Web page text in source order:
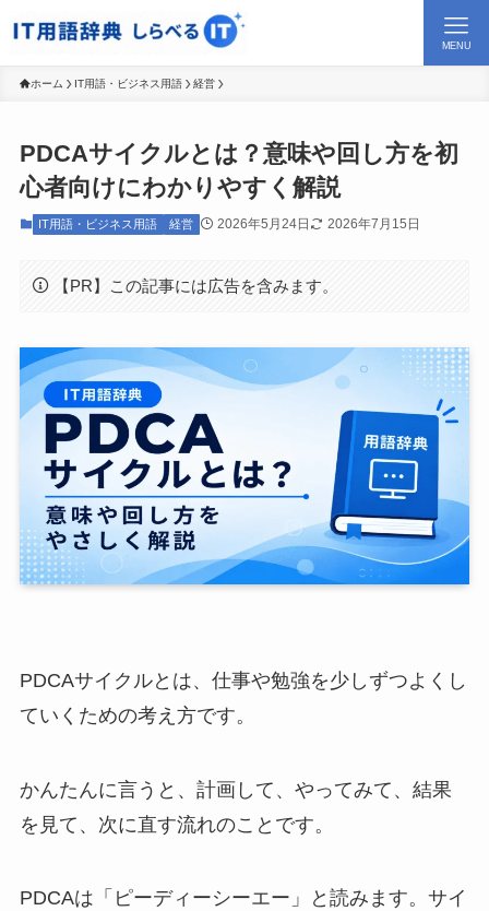
MENU
ホーム IT用語・ビジネス用語 経営
PDCAサイクルとは？意味や回し方を初
心者向けにわかりやすく解説
IT用語・ビジネス用語 経営 2026年5月24日 2026年7月15日
【PR】この記事には広告を含みます。
PDCAサイクルとは、仕事や勉強を少しずつよくし
ていくための考え方です。
かんたんに言うと、計画して、やってみて、結果
を見て、次に直す流れのことです。
PDCAは「ピーディーシーエー」と読みます。サイ